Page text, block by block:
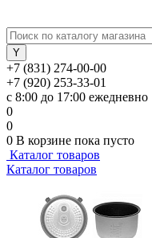
+7 (831) 274-00-00
+7 (920) 253-33-01
с 8:00 до 17:00 ежедневно
0
0
0 В корзине пока пусто
Каталог товаров
Каталог товаров